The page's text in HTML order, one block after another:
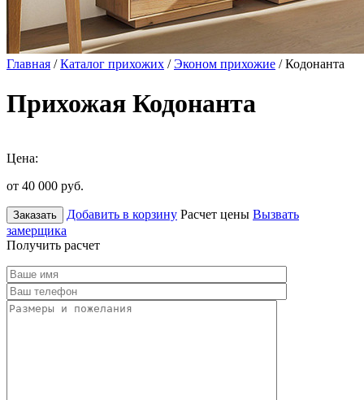
Главная /Каталог прихожих /Эконом прихожие / Кодонанта
Прихожая Кодонанта
Цена:
от 40 000 руб.
Заказать Добавить в корзину Расчет цены Вызвать
замерщика
Получить расчет